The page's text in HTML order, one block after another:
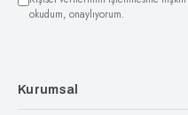
okudum, onaylıyorum.
Kurumsal